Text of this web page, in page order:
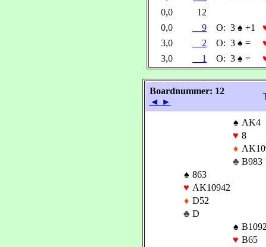
0,0
12
0,0
9 O: 3 ♠ +1
3,0
2 O: 3 ♠ =
3,0
1 O: 3 ♠ =
Boardnummer: 12
◄ ►
♠ AK4
♥ 8
♦
♣ B983
♠ 863
♥ AK10942
♦ D52
♣ D
♠
♥ B65